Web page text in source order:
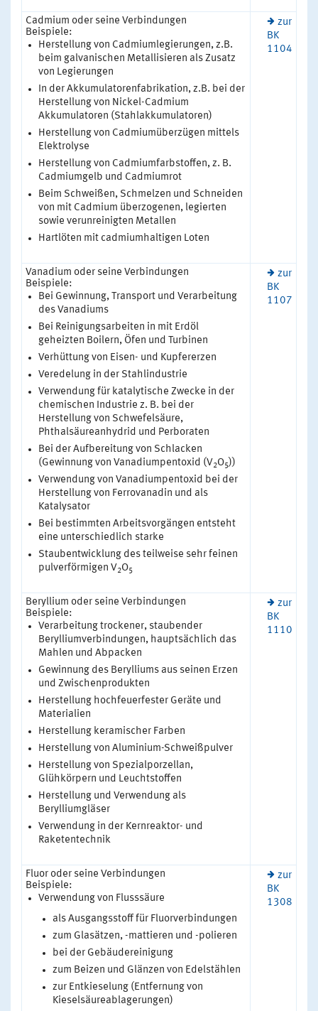
Cadmium oder seine Verbindungen
Beispiele:
Herstellung von Cadmiumlegierungen, z.B.
beim galvanischen Metallisieren als Zusatz
von Legierungen
In der Akkumulatorenfabrikation, z.B. bei der
Herstellung von Nickel-Cadmium
Akkumulatoren (Stahlakkumulatoren)
Herstellung von Cadmiumüberzügen mittels
Elektrolyse
Herstellung von Cadmiumfarbstoffen, z. B.
Cadmiumgelb und Cadmiumrot
Beim Schweißen, Schmelzen und Schneiden
von mit Cadmium überzogenen, legierten
sowie verunreinigten Metallen
Hartlöten mit cadmiumhaltigen Loten
zur
BK
1104
Vanadium oder seine Verbindungen
Beispiele:
Bei Gewinnung, Transport und Verarbeitung
des Vanadiums
Bei Reinigungsarbeiten in mit Erdöl
geheizten Boilern, Öfen und Turbinen
Verhüttung von Eisen- und Kupfererzen
Veredelung in der Stahlindustrie
Verwendung für katalytische Zwecke in der
chemischen Industrie z. B. bei der
Herstellung von Schwefelsäure,
Phthalsäureanhydrid und Perboraten
Bei der Aufbereitung von Schlacken
(Gewinnung von Vanadiumpentoxid (V2O5))
Verwendung von Vanadiumpentoxid bei der
Herstellung von Ferrovanadin und als
Katalysator
Bei bestimmten Arbeitsvorgängen entsteht
eine unterschiedlich starke
Staubentwicklung des teilweise sehr feinen
pulverförmigen V2O5
zur
BK
1107
Beryllium oder seine Verbindungen
Beispiele:
Verarbeitung trockener, staubender
Berylliumverbindungen, hauptsächlich das
Mahlen und Abpacken
Gewinnung des Berylliums aus seinen Erzen
und Zwischenprodukten
Herstellung hochfeuerfester Geräte und
Materialien
Herstellung keramischer Farben
Herstellung von Aluminium-Schweißpulver
Herstellung von Spezialporzellan,
Glühkörpern und Leuchtstoffen
Herstellung und Verwendung als
Berylliumgläser
Verwendung in der Kernreaktor- und
Raketentechnik
zur
BK
1110
Fluor oder seine Verbindungen
Beispiele:
Verwendung von Flusssäure
als Ausgangsstoff für Fluorverbindungen
zum Glasätzen, -mattieren und -polieren
bei der Gebäudereinigung
zum Beizen und Glänzen von Edelstählen
zur Entkieselung (Entfernung von
Kieselsäureablagerungen)
zur
BK
1308